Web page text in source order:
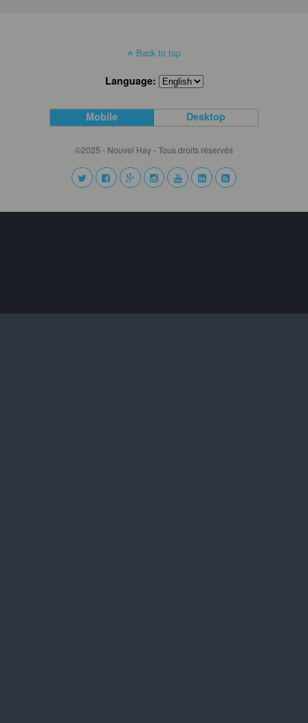
Back to top
Language:
Mobile Desktop
©2025 - Nouvel Hay - Tous droits réservés